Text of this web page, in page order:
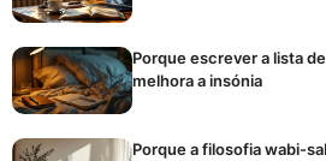
Porque escrever a lista
melhora a insónia
Porque a filosofia wabi-